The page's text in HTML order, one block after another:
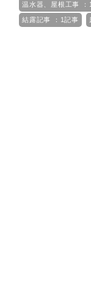
温水器、屋根工事 ：
結露記事 ：1記事